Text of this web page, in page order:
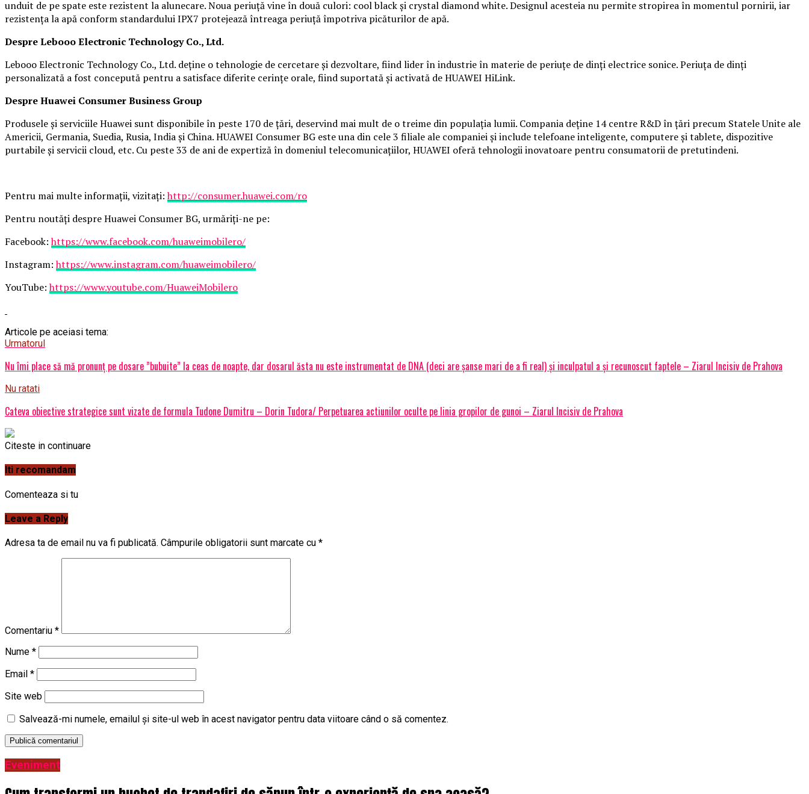
unduit de pe spate este rezistent la alunecare. Noua periuță vine în două culori: cool black și crystal diamond white. Designul acesteia nu permite stropirea în momentul pornirii, iar
rezistența la apă conform standardului IPX7 protejează întreaga periuță împotriva picăturilor de apă.
Despre Lebooo Electronic Technology Co., Ltd.
Lebooo Electronic Technology Co., Ltd. deține o tehnologie de cercetare și dezvoltare, fiind lider în industrie în materie de periuțe de dinți electrice sonice. Periuța de dinți
personalizată a fost concepută pentru a satisface diferite cerințe orale, fiind suportată și activată de HUAWEI HiLink.
Despre Huawei Consumer Business Group
Produsele și serviciile Huawei sunt disponibile în peste 170 de țări, deservind mai mult de o treime din populația lumii. Compania deține 14 centre R&D în țări precum Statele Unite ale
Americii, Germania, Suedia, Rusia, India și China. HUAWEI Consumer BG este una din cele 3 filiale ale companiei și include telefoane inteligente, computere și tablete, dispozitive
purtabile și servicii cloud, etc. Cu peste 33 de ani de expertiză în domeniul telecomunicațiilor, HUAWEI oferă tehnologii inovatoare pentru consumatorii de pretutindeni.
Pentru mai multe informații, vizitați:http://consumer.huawei.com/ro
Pentru noutăți despre Huawei Consumer BG, urmăriți-ne pe:
Facebook:https://www.facebook.com/huaweimobilero/
Instagram:https://www.instagram.com/huaweimobilero/
YouTube:https://www.youtube.com/HuaweiMobilero
Articole pe aceiasi tema:
Urmatorul
Nu îmi place să mă pronunț pe dosare ”bubuite” la ceas de noapte, dar dosarul ăsta nu este instrumentat de DNA (deci are șanse mari de a fi real) și inculpatul a și recunoscut faptele – Ziarul Incisiv de Prahova
Nu ratati
Cateva obiective strategice sunt vizate de formula Tudone Dumitru – Dorin Tudora/ Perpetuarea actiunilor oculte pe linia gropilor de gunoi – Ziarul Incisiv de Prahova
Citeste in continuare
Iti recomandam
Comenteaza si tu
Leave a Reply
Adresa ta de email nu va fi publicată. Câmpurile obligatorii sunt marcate cu *
Comentariu *
Nume *
Email *
Site web
Salvează-mi numele, emailul și site-ul web în acest navigator pentru data viitoare când o să comentez.
Eveniment